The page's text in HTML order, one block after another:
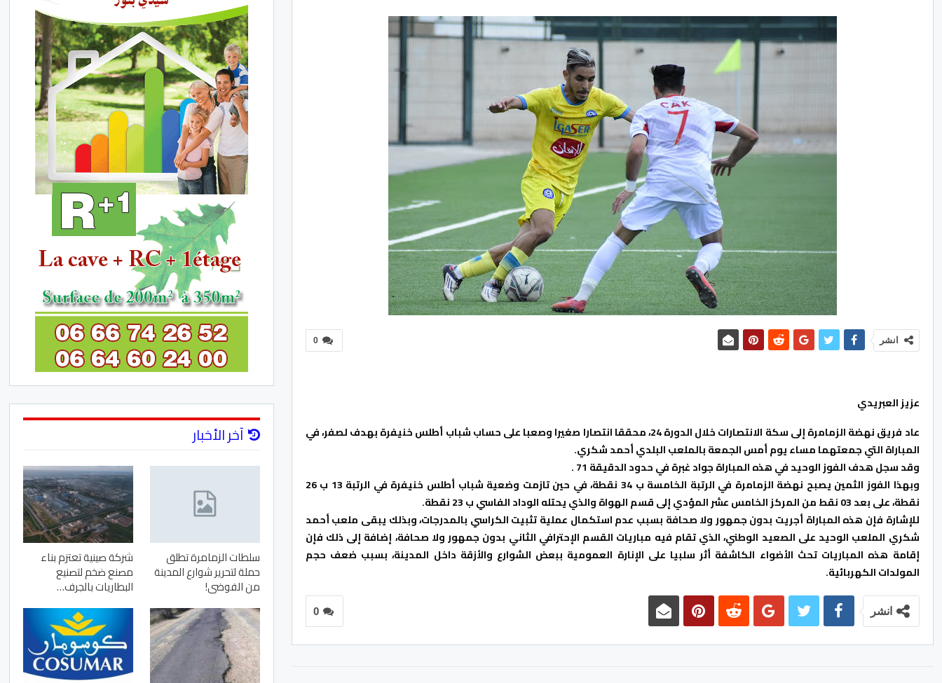
0 انشر
عزيز العبريدي
عاد فريق نهضة الزمامرة إلى سكة الانتصارات خلال الدورة 24، محققا انتصارا صغيرا وصعبا على حساب شباب أطلس خنيفرة بهدف لصفر، في
المباراة التي جمعتهما مساء يوم أمس الجمعة بالملعب البلدي أحمد شكري.
وقد سجل هدف الفوز الوحيد في هذه المباراة جواد غبرة في حدود الدقيقة 71 .
وبهذا الفوز الثمين يصبح نهضة الزمامرة في الرتبة الخامسة ب 34 نقطة، في حين تازمت وضعية شباب أطلس خنيفرة في الرتبة 13 ب 26
نقطة، على بعد 03 نقط من المركز الخامس عشر المؤدي إلى قسم الهواة والذي يحتله الوداد الفاسي ب 23 نقطة.
للإشارة فإن هذه المباراة أجريت بدون جمهور ولا صحافة بسبب عدم استكمال عملية تثبيت الكراسي بالمدرجات، وبذلك يبقى ملعب أحمد
شكري الملعب الوحيد على الصعيد الوطني، الذي تقام فيه مباريات القسم الإحترافي الثاني بدون جمهور ولا صحافة، إضافة إلى ذلك فإن
إقامة هذه المباريات تحث الأضواء الكاشفة أثر سلبيا على الإنارة العمومية ببعض الشوارع والأزقة داخل المدينة، بسبب ضعف حجم
المولدات الكهربائية.
0 انشر
آخر الأخبار
سلطات الزمامرة تطلق
حملة لتحرير شوارع المدينة
من الفوضى!
شركة صينية تعتزم بناء
مصنع ضخم لتصنيع
البطاريات بالجرف…